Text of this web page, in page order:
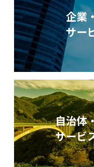
企業
サー
自治体
サービ